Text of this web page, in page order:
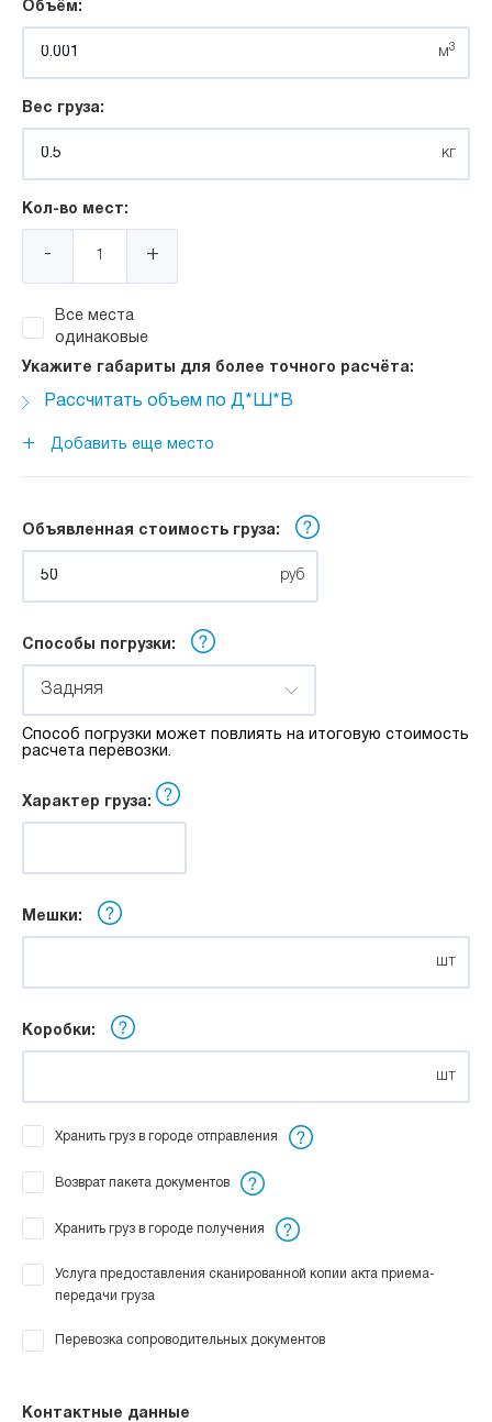
Укажите габариты для более точного расчёта:
Рассчитать объем по Д*Ш*В
Длина:
Ширина:
м
Объём:
м3
Вес груза:
кг
Кол-во мест:
- +
Все места
одинаковые
+ Добавить еще место
Объявленная стоимость груза:
руб
Способы погрузки:
Задняя
Способ погрузки может повлиять на итоговую стоимость
расчета перевозки.
Характер груза:
Мешки:
шт
Коробки:
шт
Хранить груз в городе отправления
Возврат пакета документов
Хранить груз в городе получения
Услуга предоставления сканированной копии акта приема-
передачи груза
Перевозка сопроводительных документов
Контактные данные